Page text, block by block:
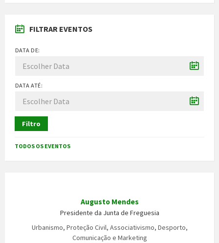
FILTRAR EVENTOS
DATA DE:
DATA ATÉ:
Filtro
TODOS OS EVENTOS
Augusto Mendes
Presidente da Junta de Freguesia
Urbanismo, Proteção Civil, Associativismo, Desporto,
Comunicação e Marketing